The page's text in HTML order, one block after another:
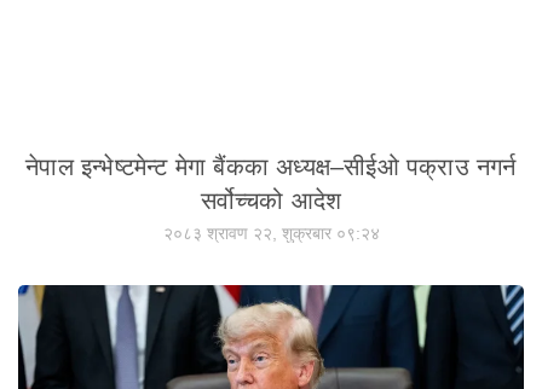
नेपाल इन्भेष्टमेन्ट मेगा बैंकका अध्यक्ष–सीईओ पक्राउ नगर्न
सर्वोच्चको आदेश
२०८३ श्रावण २२, शुक्रबार ०९:२४